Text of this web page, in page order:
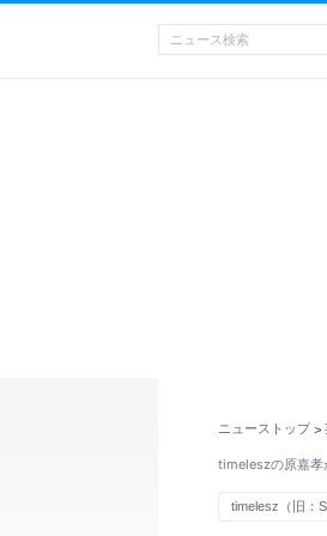
ニューストップ >
timeleszの原嘉孝
timelesz（旧：